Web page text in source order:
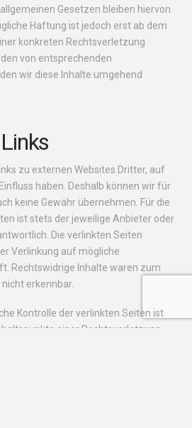
Gesetzen bleiben hiervon
Haftung ist jedoch erst ab dem
konkreten Rechtsverletzung
von entsprechenden
wir diese Inhalte umgehend
zu externen Websites Dritter, auf
haben. Deshalb können wir für
keine Gewähr übernehmen. Für die
ist stets der jeweilige Anbieter oder
Die verlinkten Seiten
Verlinkung auf mögliche
Rechtswidrige Inhalte waren zum
erkennbar.
Kontrolle der verlinkten Seiten ist
einer Rechtsverletzung